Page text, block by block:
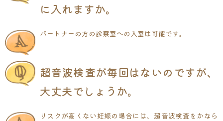
に入れますか。
パートナーの方の診察室への入室は可能です。
超音波検査が毎回はないのですが、
大丈夫でしょうか。
リスクが高くない妊娠の場合には、超音波検査をかなら